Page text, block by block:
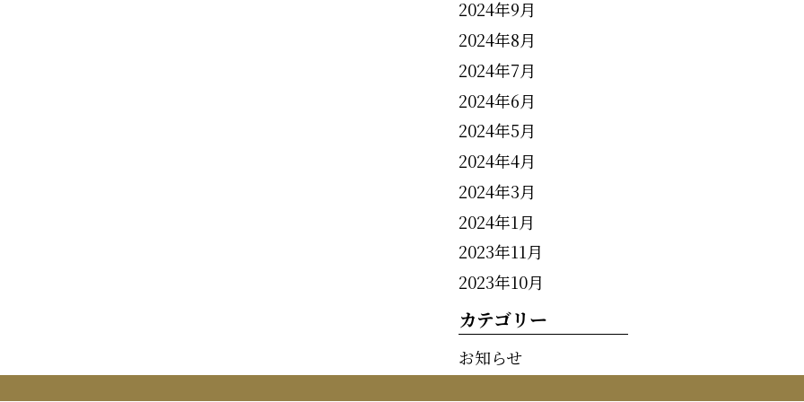
2024年9月
2024年8月
2024年7月
2024年6月
2024年5月
2024年4月
2024年3月
2024年1月
2023年11月
2023年10月
カテゴリー
お知らせ